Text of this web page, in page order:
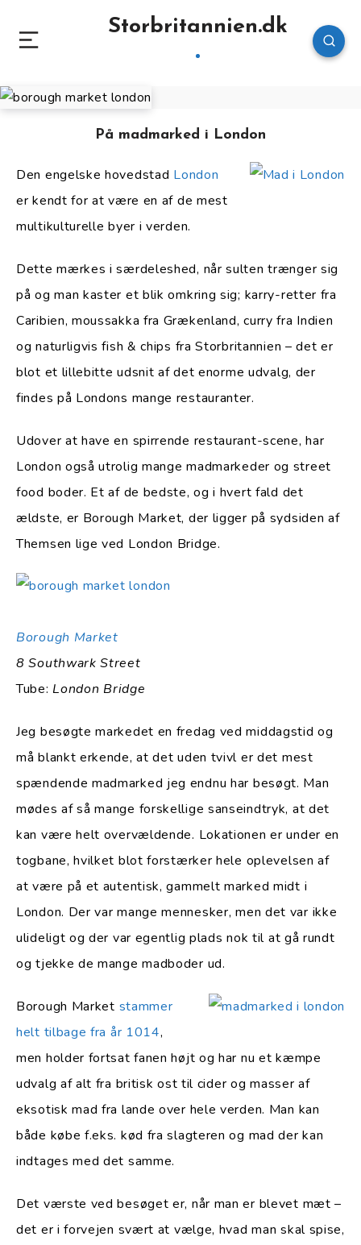
Storbritannien.dk
På madmarked i London
Den engelske hovedstad London
er kendt for at være en af de mest
multikulturelle byer i verden.
Dette mærkes i særdeleshed, når sulten trænger sig
på og man kaster et blik omkring sig; karry-retter fra
Caribien, moussakka fra Grækenland, curry fra Indien
og naturligvis fish & chips fra Storbritannien – det er
blot et lillebitte udsnit af det enorme udvalg, der
findes på Londons mange restauranter.
Udover at have en spirrende restaurant-scene, har
London også utrolig mange madmarkeder og street
food boder. Et af de bedste, og i hvert fald det
ældste, er Borough Market, der ligger på sydsiden af
Themsen lige ved London Bridge.
Borough Market
8 Southwark Street
Tube: London Bridge
Jeg besøgte markedet en fredag ved middagstid og
må blankt erkende, at det uden tvivl er det mest
spændende madmarked jeg endnu har besøgt. Man
mødes af så mange forskellige sanseindtryk, at det
kan være helt overvældende. Lokationen er under en
togbane, hvilket blot forstærker hele oplevelsen af
at være på et autentisk, gammelt marked midt i
London. Der var mange mennesker, men det var ikke
ulideligt og der var egentlig plads nok til at gå rundt
og tjekke de mange madboder ud.
Borough Market stammer
helt tilbage fra år 1014,
men holder fortsat fanen højt og har nu et kæmpe
udvalg af alt fra britisk ost til cider og masser af
eksotisk mad fra lande over hele verden. Man kan
både købe f.eks. kød fra slagteren og mad der kan
indtages med det samme.
Det værste ved besøget er, når man er blevet mæt –
det er i forvejen svært at vælge, hvad man skal spise,